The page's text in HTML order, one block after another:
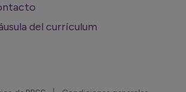
del currículum